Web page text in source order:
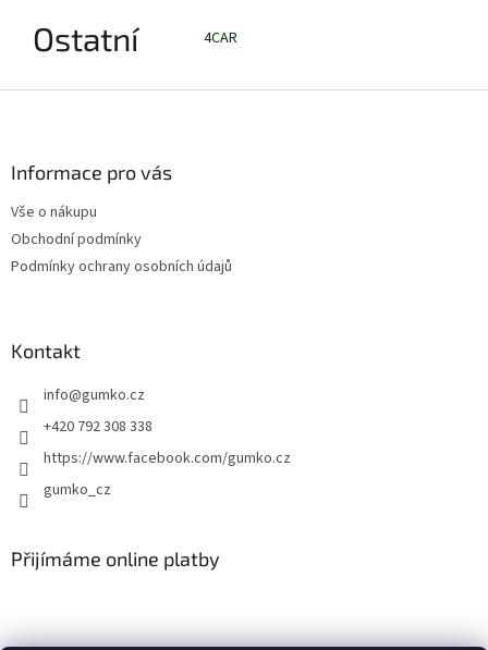
Ostatní 4CAR
Informace pro vás
Vše o nákupu
Obchodní podmínky
Podmínky ochrany osobních údajů
Kontakt
info@gumko.cz
+420 792 308 338
https://www.facebook.com/gumko.cz
gumko_cz
Přijímáme online platby